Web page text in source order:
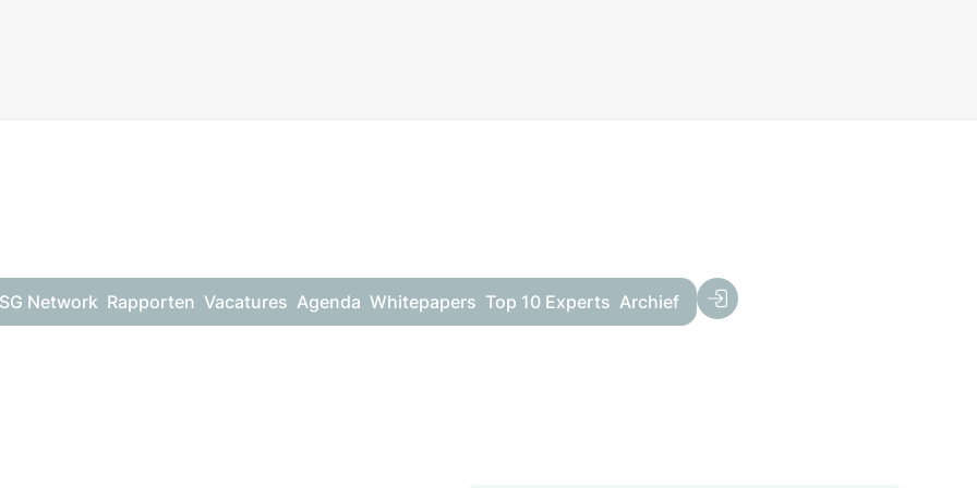
Network Rapporten Vacatures Agenda Whitepapers Top 10 Experts Archief